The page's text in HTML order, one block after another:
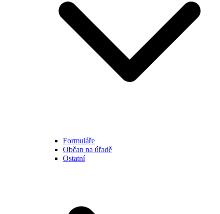
Formuláře
Občan na úřadě
Ostatní